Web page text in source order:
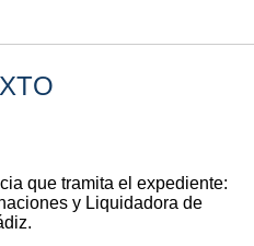
que tramita el expediente:
y Liquidadora de